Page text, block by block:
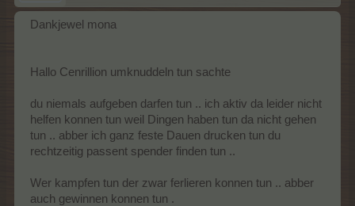
Dankjewel mona
Hallo Cenrillion umknuddeln tun sachte
du niemals aufgeben darfen tun .. ich aktiv da leider nicht
helfen konnen tun weil Dingen haben tun da nicht gehen
tun .. abber ich ganz feste Dauen drucken tun du
rechtzeitig passent spender finden tun ..
Wer kampfen tun der zwar ferlieren konnen tun .. abber
auch gewinnen konnen tun .